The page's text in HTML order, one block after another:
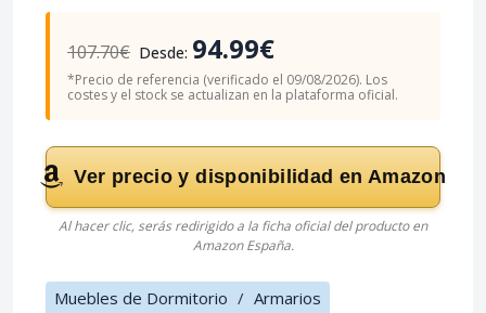
107.70€ Desde: 94.99€
*Precio de referencia (verificado el 09/08/2026). Los
costes y el stock se actualizan en la plataforma oficial.
Ver precio y disponibilidad en Amazon
Al hacer clic, serás redirigido a la ficha oficial del producto en
Amazon España.
Muebles de Dormitorio / Armarios